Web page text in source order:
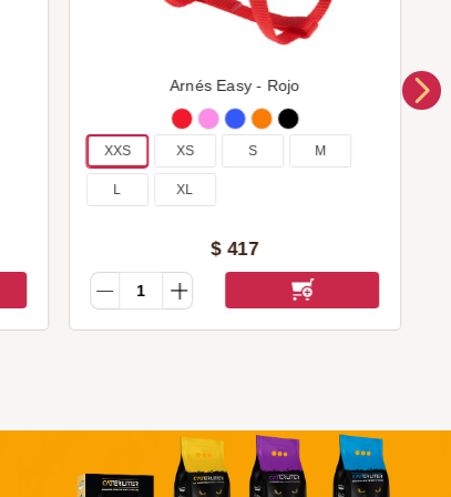
Arnés Easy - Rojo
XXS XS S M
L XL
$ 417